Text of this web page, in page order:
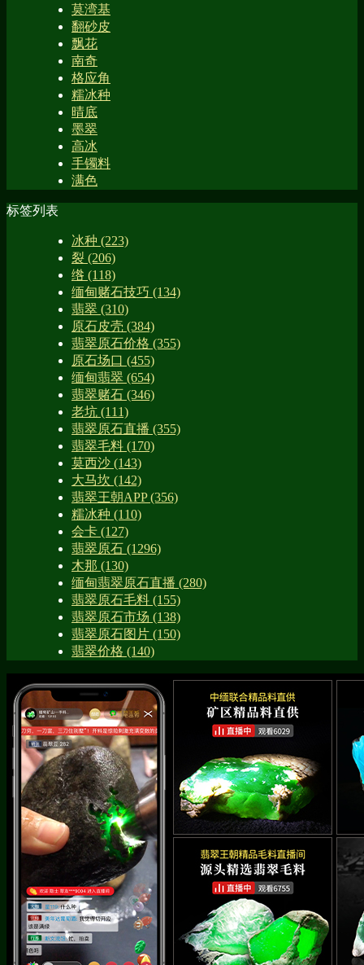
莫湾基
翻砂皮
飘花
南奇
格应角
糯冰种
晴底
墨翠
高冰
手镯料
满色
标签列表
冰种 (223)
裂 (206)
绺 (118)
缅甸赌石技巧 (134)
翡翠 (310)
原石皮壳 (384)
翡翠原石价格 (355)
原石场口 (455)
缅甸翡翠 (654)
翡翠赌石 (346)
老坑 (111)
翡翠原石直播 (355)
翡翠毛料 (170)
莫西沙 (143)
大马坎 (142)
翡翠王朝APP(356)
糯冰种 (110)
会卡 (127)
翡翠原石 (1296)
木那 (130)
缅甸翡翠原石直播 (280)
翡翠原石毛料 (155)
翡翠原石市场 (138)
翡翠原石图片 (150)
翡翠价格 (140)